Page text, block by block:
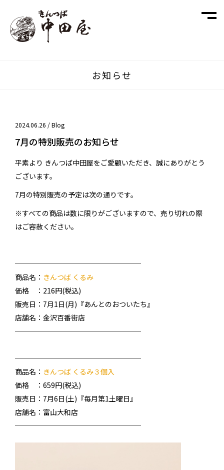
お知らせ
2024.06.26 /Blog
7月の特別販売のお知らせ
平素より きんつば中田屋をご愛顧いただき、誠にありがとう
ございます。
7月の特別販売の予定は次の通りです。
※すべての商品は数に限りがございますので、売り切れの際
はご容赦ください。
──────────────────
商品名： きんつば くるみ
価格 ：216円(税込)
販売日：7月1日(月)『あんとのおついたち』
店舗名：金沢百番街店
──────────────────
──────────────────
商品名： きんつば くるみ３個入
価格 ：659円(税込)
販売日：7月6日(土)『毎月第1土曜日』
店舗名：富山大和店
──────────────────